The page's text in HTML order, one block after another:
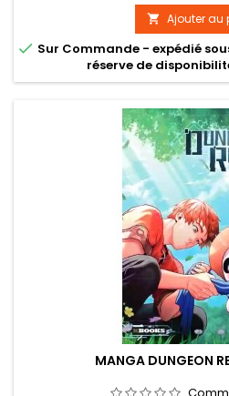
 Ajouter au
 Sur Commande - expédié
réserve de
MANGA DUNGEON